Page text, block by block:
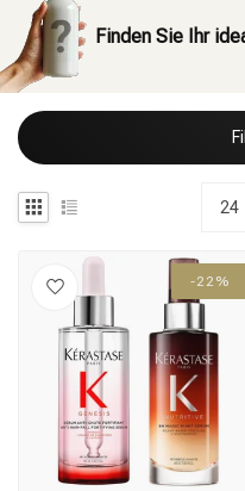
Finden Sie Ihr
-22%